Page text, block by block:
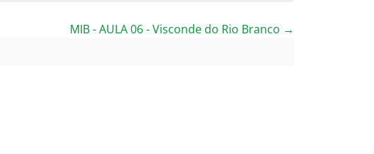
MIB - AULA 06 - Visconde do Rio Branco